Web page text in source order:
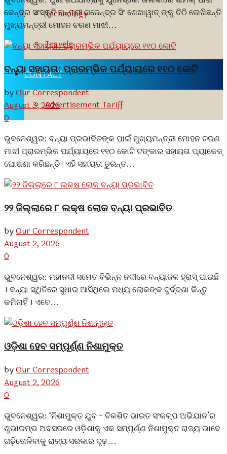
Technology
Travels
CONTACT
Advertisement Tariff
କେନ୍ଦ୍ର ସଂସ୍କୃତି ମନ୍ତ୍ରୀ ଗଜେନ୍ଦ୍ର ସିଂ ଶେଖାୱାତ୍ ଙ୍କୁ ଚିଠି ଲେଖିଛନ୍ତି
ମୁଖ୍ୟମନ୍ତ୍ରୀ ମୋହନ ଚରଣ ମାଝୀ...
ବନ୍ୟା ସହାୟତା: ପ୍ରାରମ୍ଭିକ ପର୍ଯ୍ୟାୟରେ ୧୧୦ କୋଟି
byOur Correspondent
August 3, 2026
0
ଭୁବନେଶ୍ୱର: ବନ୍ୟା ପ୍ରଭାବିତଙ୍କ ପାଇଁ ମୁଖ୍ୟମନ୍ତ୍ରୀ ମୋହନ ଚରଣ
ମାଝୀ ପ୍ରାରମ୍ଭିକ ପର୍ଯ୍ୟାୟରେ ୧୧୦ କୋଟି ଟଙ୍କାର ସହାୟତା ପ୍ୟାକେଜ୍
ଘୋଷଣା କରିଛନ୍ତି। ଏହି ସହାୟତା ତୁରନ୍ତ...
୨୨ ଜିଲ୍ଲାରେ ୮ ଲକ୍ଷ ଲୋକ ବନ୍ୟା ପ୍ରଭାବିତ
byOur Correspondent
August 2, 2026
0
ଭୁବନେଶ୍ୱର: ମହାନଦୀ ସମେତ ବିଭିନ୍ନ ନଦୀରେ ବନ୍ୟାଜଳ ହ୍ରାସ୍ ପାଇଛି
। ବନ୍ୟା ସ୍ଥିତିରେ ସୁଧାର ଆସିଥିଲେ ମଧ୍ୟ ଲୋକଙ୍କ ଦୁର୍ଦ୍ଦଶା କିନ୍ତୁ
କମିନାହିଁ । ଏବେ...
ଓଡ଼ିଶା ହେବ ସମ୍ପୂର୍ଣ୍ଣ ନିଶାମୁକ୍ତ
byOur Correspondent
August 2, 2026
0
ଭୁବନେଶ୍ୱର: ‘ନିଶାମୁକ୍ତ ଯୁବ - ବିକଶିତ ଭାରତ ସଂକଳ୍ପ ଅଭିଯାନ’ର
ଶୁଭାରମ୍ଭ ଅବସରରେ ଓଡ଼ିଶାକୁ ଏକ ସମ୍ପୂର୍ଣ୍ଣ ନିଶାମୁକ୍ତ ରାଜ୍ୟ ଭାବେ
ଗଢ଼ିତୋଳିବାକୁ ରାଜ୍ୟ ସରକାର ଦୃଢ଼...